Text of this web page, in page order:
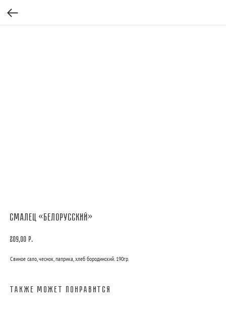
Смалец «Белорусский»
209,00 р.
Свиное сало, чеснок, паприка, хлеб бородинский. 190гр.
Также может понравится